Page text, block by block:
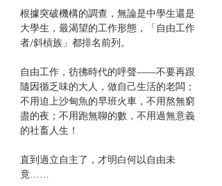
根據突破機構的調查，無論是中學生還是
大學生，最渴望的工作形態，「自由工作
者/斜槓族」都排名前列。
自由工作，彷彿時代的呼聲——不要再跟
隨因循乏味的大人，做自己生活的老闆；
不用迫上沙甸魚的早班火車，不用熬無窮
盡的夜；不用跑無聊的數，不用過無意義
的社畜人生！
直到過立自主了，才明白何以自由未
竟……